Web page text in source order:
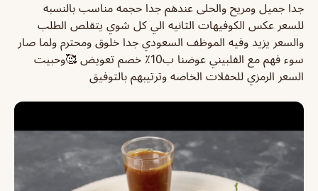
جدا جميل ومريح والحلى عندهم جدا حجمه مناسب بالنسبه
للسعر عكس الكوفيهات الثانيه الي كل شوي يتقلص الطلب
والسعر يزيد وفيه الموظف السعودي جدا خلوق ومحترم ولما صار
سوء فهم مع الفلبيني عوضنا ب10٪؜ خصم تعويض 🥰وحبيت
السعر الرمزي للحفلات الخاصه وترتيبهم بالتوفيق